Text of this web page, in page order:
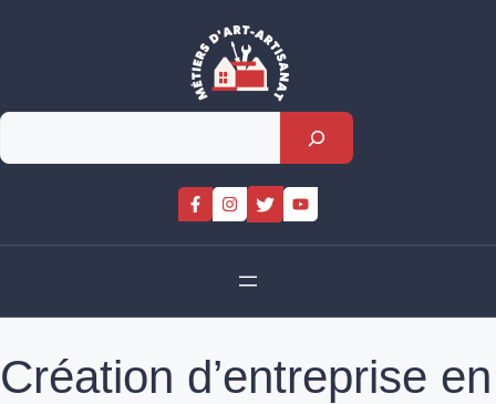
Rechercher
Création d’entreprise en